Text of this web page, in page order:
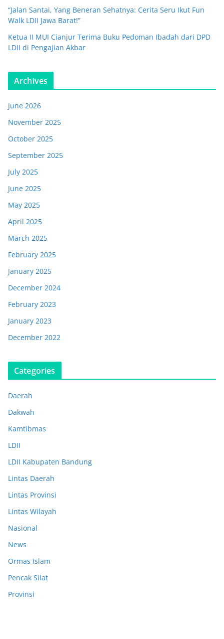
“Jalan Santai, Yang Beneran Sehatnya: Cerita Seru Ikut Fun
Walk LDII Jawa Barat!”
Ketua II MUI Cianjur Terima Buku Pedoman Ibadah dari DPD
LDII di Pengajian Akbar
Archives
June 2026
November 2025
October 2025
September 2025
July 2025
June 2025
May 2025
April 2025
March 2025
February 2025
January 2025
December 2024
February 2023
January 2023
December 2022
Categories
Daerah
Dakwah
Kamtibmas
LDII
LDII Kabupaten Bandung
Lintas Daerah
Lintas Provinsi
Lintas Wilayah
Nasional
News
Ormas Islam
Pencak Silat
Provinsi